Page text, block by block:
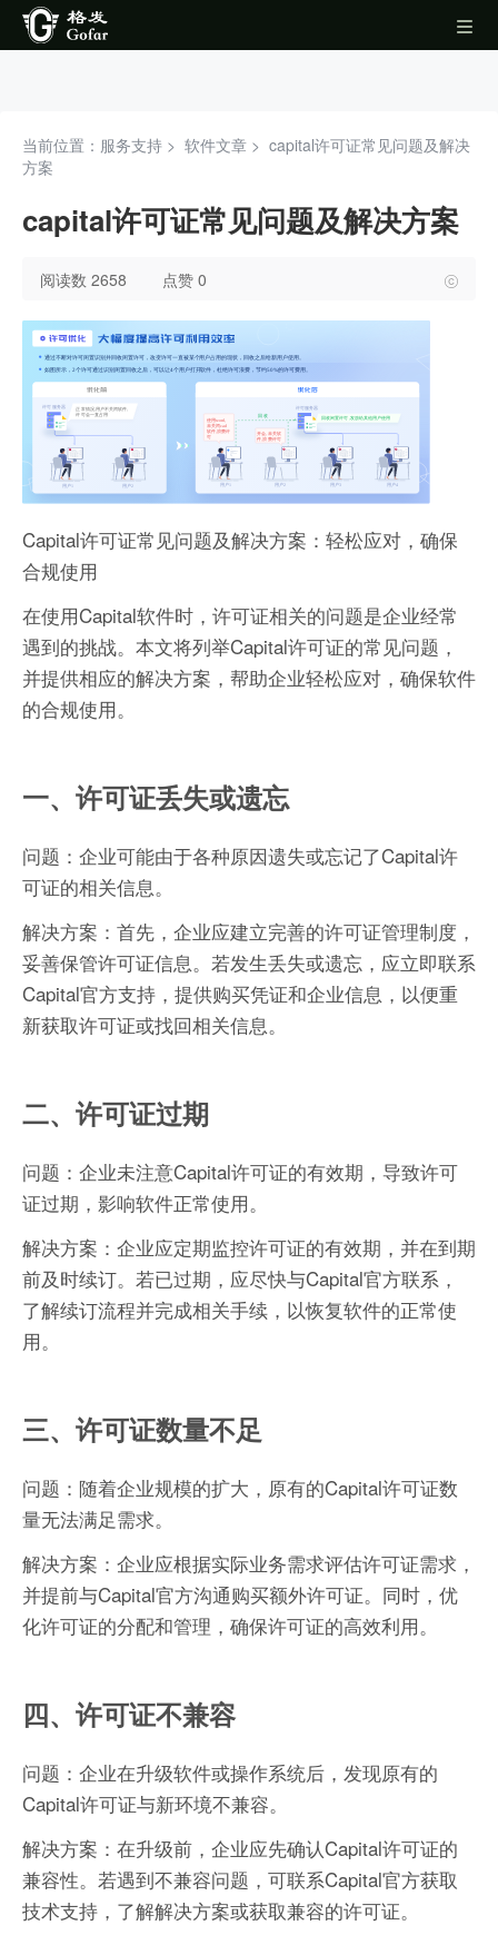
当前位置：服务支持 > 软件文章 > capital许可证常见问题及解决
方案
capital许可证常见问题及解决方案
阅读数 2658 点赞 0
Capital许可证常见问题及解决方案：轻松应对，确保
合规使用
在使用Capital软件时，许可证相关的问题是企业经常
遇到的挑战。本文将列举Capital许可证的常见问题，
并提供相应的解决方案，帮助企业轻松应对，确保软件
的合规使用。
一、许可证丢失或遗忘
问题：企业可能由于各种原因遗失或忘记了Capital许
可证的相关信息。
解决方案：首先，企业应建立完善的许可证管理制度，
妥善保管许可证信息。若发生丢失或遗忘，应立即联系
Capital官方支持，提供购买凭证和企业信息，以便重
新获取许可证或找回相关信息。
二、许可证过期
问题：企业未注意Capital许可证的有效期，导致许可
证过期，影响软件正常使用。
解决方案：企业应定期监控许可证的有效期，并在到期
前及时续订。若已过期，应尽快与Capital官方联系，
了解续订流程并完成相关手续，以恢复软件的正常使
用。
三、许可证数量不足
问题：随着企业规模的扩大，原有的Capital许可证数
量无法满足需求。
解决方案：企业应根据实际业务需求评估许可证需求，
并提前与Capital官方沟通购买额外许可证。同时，优
化许可证的分配和管理，确保许可证的高效利用。
四、许可证不兼容
问题：企业在升级软件或操作系统后，发现原有的
Capital许可证与新环境不兼容。
解决方案：在升级前，企业应先确认Capital许可证的
兼容性。若遇到不兼容问题，可联系Capital官方获取
技术支持，了解解决方案或获取兼容的许可证。